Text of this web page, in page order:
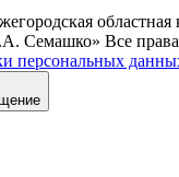
областная
Семашко» Все
персональных